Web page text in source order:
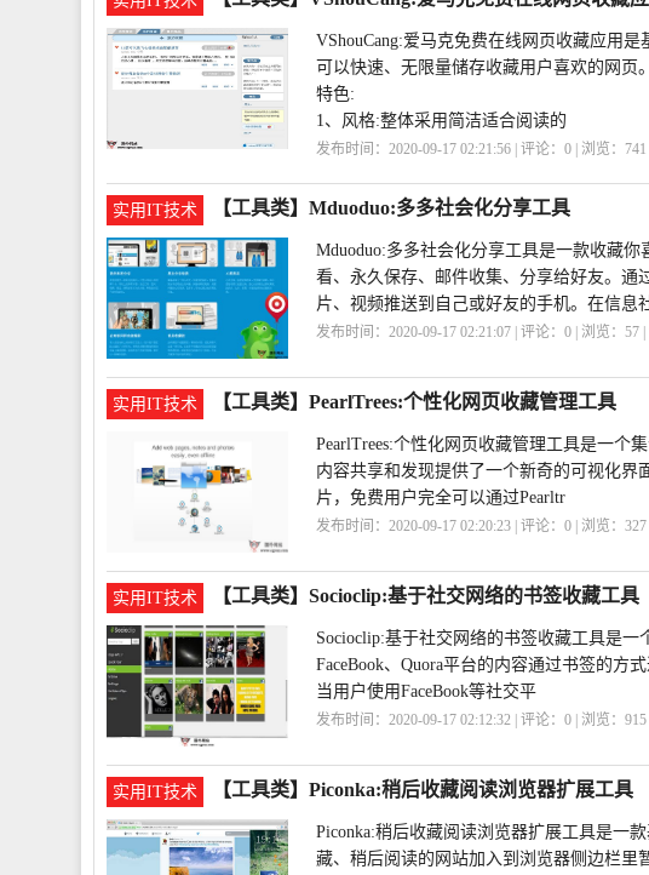
VShouCang:爱马克免费在线网页收藏应用
可以快速、无限量储存收藏用户喜欢的网页
特色:
1、风格:整体采用简洁适合阅读的
发布时间：2020-09-17 02:21:56 | 评论：0 | 浏览： 741
藏
VShouCang
实用IT技术 【工具类】Mduoduo:多多社会化分享工具
Mduoduo:多多社会化分享工具是一款收藏
看、永久保存、邮件收集、分享给好友。通
片、视频推送到自己或好友的手机。在信息
发布时间：2020-09-17 02:21:07 | 评论：0 | 浏览：57
实用IT技术 【工具类】PearlTrees:个性化网页收藏管理工具
PearlTrees:个性化网页收藏管理工具是一个
内容共享和发现提供了一个新奇的可视化界
片，免费用户完全可以通过Pearltr
发布时间：2020-09-17 02:20:23 | 评论：0 | 浏览：327
实用IT技术 【工具类】Socioclip:基于社交网络的书签收藏工具
Socioclip:基于社交网络的书签收藏工具是
FaceBook、Quora平台的内容通过书签的方
当用户使用FaceBook等社交平
发布时间：2020-09-17 02:12:32 | 评论：0 | 浏览：915
实用IT技术 【工具类】Piconka:稍后收藏阅读浏览器扩展工具
Piconka:稍后收藏阅读浏览器扩展工具是一
藏、稍后阅读的网站加入到浏览器侧边栏里